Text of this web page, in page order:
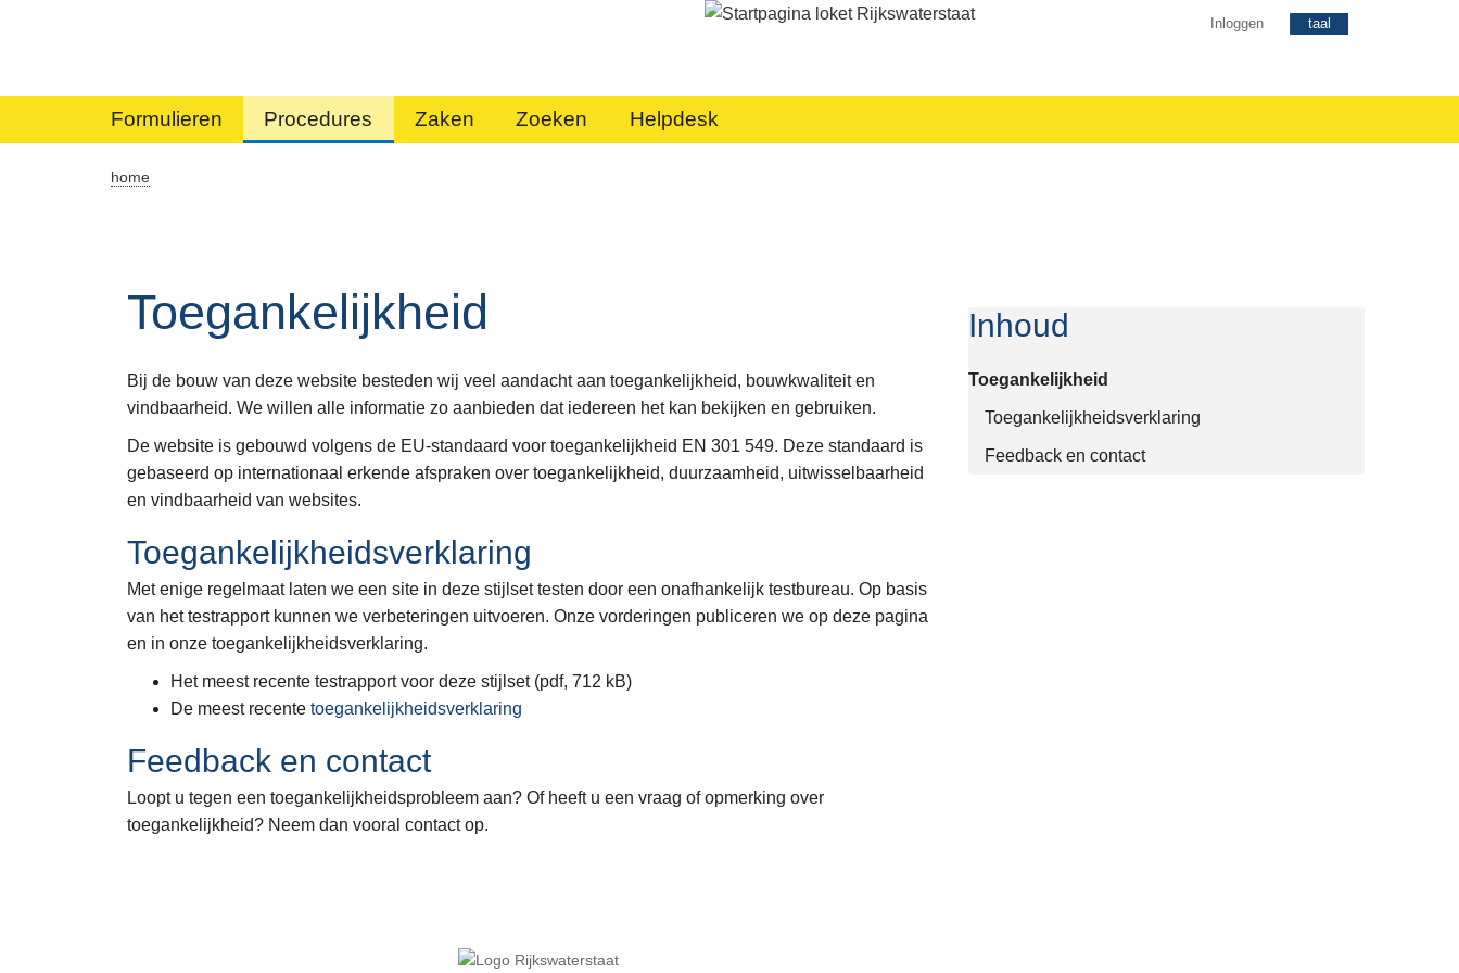
Formulieren Procedures Zaken Zoeken Helpdesk
Inloggen taal
home
Toegankelijkheid
Bij de bouw van deze website besteden wij veel aandacht aan toegankelijkheid, bouwkwaliteit en
vindbaarheid. We willen alle informatie zo aanbieden dat iedereen het kan bekijken en gebruiken.
De website is gebouwd volgens de EU-standaard voor toegankelijkheid EN 301 549. Deze standaard is
gebaseerd op internationaal erkende afspraken over toegankelijkheid, duurzaamheid, uitwisselbaarheid
en vindbaarheid van websites.
Toegankelijkheidsverklaring
Met enige regelmaat laten we een site in deze stijlset testen door een onafhankelijk testbureau. Op basis
van het testrapport kunnen we verbeteringen uitvoeren. Onze vorderingen publiceren we op deze pagina
en in onze toegankelijkheidsverklaring.
Het meest recente testrapport voor deze stijlset (pdf, 712 kB)
De meest recente toegankelijkheidsverklaring
Feedback en contact
Loopt u tegen een toegankelijkheidsprobleem aan? Of heeft u een vraag of opmerking over
toegankelijkheid? Neem dan vooral contact op.
Inhoud
Toegankelijkheid
Toegankelijkheidsverklaring
Feedback en contact